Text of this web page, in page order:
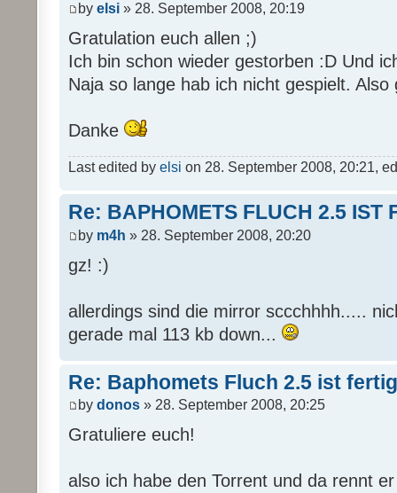
by elsi » 28. September 2008, 20:19
Gratulation euch allen ;)
Ich bin schon wieder gestorben :D Und
Naja so lange hab ich nicht gespielt. Also
Danke
Last edited by elsi on 28. September 2008, 20:21,
Re: BAPHOMETS FLUCH 2.5 IST
by m4h » 28. September 2008, 20:20
gz! :)
allerdings sind die mirror sccchhhh.....
gerade mal 113 kb down...
Re: Baphomets Fluch 2.5 ist fertig
by donos » 28. September 2008, 20:25
Gratuliere euch!
also ich habe den Torrent und da rennt